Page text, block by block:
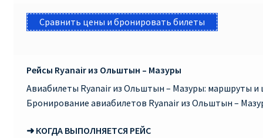
Сравнить цены и бронировать билеты
Рейсы Ryanair из Ольштын – Мазуры
Авиабилеты Ryanair из Ольштын – Мазуры: маршруты и
Бронирование авиабилетов Ryanair из Ольштын –
➜ КОГДА ВЫПОЛНЯЕТСЯ РЕЙС